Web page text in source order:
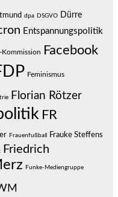
dpa DSGVO Dürre
Entspannungspolitik
Kommission Facebook
Feminismus
Florian Rötzer
FR
Frauenfußball Frauke Steffens
Friedrich
Funke-Mediengruppe